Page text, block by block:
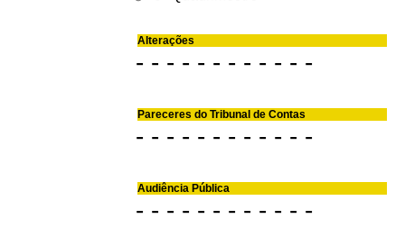
Alterações
- - - - - - - - - - - -
Pareceres do Tribunal de Contas
- - - - - - - - - - - -
Audiência Pública
- - - - - - - - - - - -